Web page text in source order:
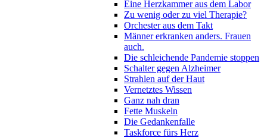
Eine Herzkammer aus dem Labor
Zu wenig oder zu viel Therapie?
Orchester aus dem Takt
Männer erkranken anders. Frauen
auch.
Die schleichende Pandemie stoppen
Schalter gegen Alzheimer
Strahlen auf der Haut
Vernetztes Wissen
Ganz nah dran
Fette Muskeln
Die Gedankenfalle
Taskforce fürs Herz